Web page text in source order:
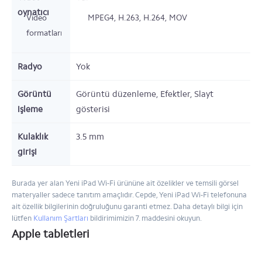
oynatıcı
Video
formatları
MPEG4, H.263, H.264, MOV
Radyo Yok
Görüntü
işleme
Görüntü düzenleme, Efektler, Slayt
gösterisi
Kulaklık
girişi
3.5 mm
Burada yer alan Yeni iPad Wi-Fi ürününe ait özelikler ve temsili görsel
materyaller sadece tanıtım amaçlıdır. Cepde, Yeni iPad Wi-Fi telefonuna
ait özellik bilgilerinin doğruluğunu garanti etmez. Daha detaylı bilgi için
lütfen Kullanım Şartları bildirimimizin 7. maddesini okuyun.
Apple tabletleri